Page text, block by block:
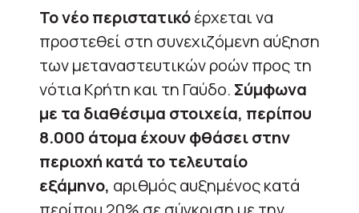
Το νέο περιστατικόέρχεται να
προστεθεί στη συνεχιζόμενη αύξηση
των μεταναστευτικών ροών προς τη
νότια Κρήτη και τη Γαύδο. Σύμφωνα
με τα διαθέσιμα στοιχεία, περίπου
8.000 άτομα έχουν φθάσει στην
περιοχή κατά το τελευταίο
εξάμηνο, αριθμός αυξημένος κατά